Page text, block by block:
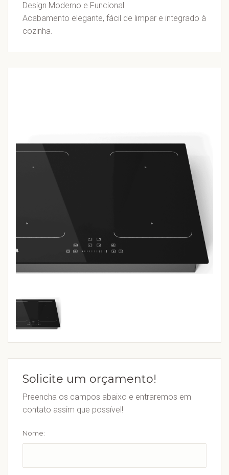
Design Moderno e Funcional
Acabamento elegante, fácil de limpar e integrado à
cozinha.
Solicite um orçamento!
Preencha os campos abaixo e entraremos em
contato assim que possível!
Nome: